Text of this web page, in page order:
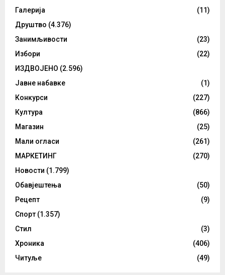
Галерија
(11)
Друштво (4.376)
Занимљивости
(23)
Избори
(22)
ИЗДВОЈЕНО (2.596)
Јавне набавке
(1)
Конкурси
(227)
Култура
(866)
Магазин
(25)
Мали огласи
(261)
МАРКЕТИНГ
(270)
Новости (1.799)
Обавјештења
(50)
Рецепт
(9)
Спорт (1.357)
Стил
(3)
Хроника
(406)
Читуље
(49)